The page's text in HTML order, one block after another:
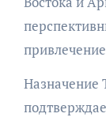
Назначение